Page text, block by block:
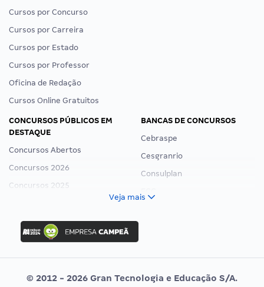
Cursos por Concurso
Cursos por Carreira
Cursos por Estado
Cursos por Professor
Oficina de Redação
Cursos Online Gratuitos
CONCURSOS PÚBLICOS EM
DESTAQUE
Concursos Abertos
Concursos 2026
Concursos 2025
Concurso Ibama
Concurso MPU
Editais publicados
BANCAS DE CONCURSOS
Cebraspe
Cesgranrio
Consulplan
Vunesp
Veja mais
© 2012 - 2026 Gran Tecnologia e Educação S/A.